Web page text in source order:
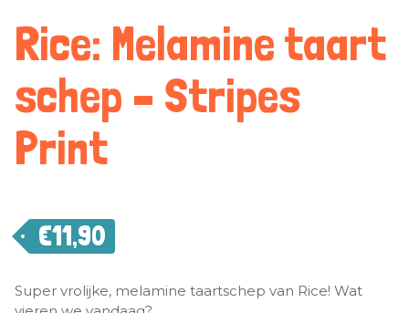
Rice: Melamine taart
schep – Stripes
Print
€11,90
Super vrolijke, melamine taartschep van Rice! Wat